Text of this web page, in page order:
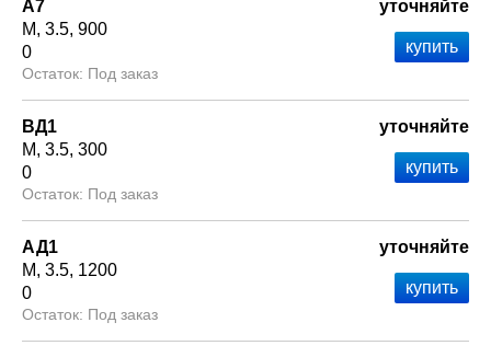
А7
М 3.5 900
0
Под заказ
уточняйте
ВД1
М 3.5 300
0
Под заказ
уточняйте
АД1
М 3.5 1200
0
Под заказ
уточняйте